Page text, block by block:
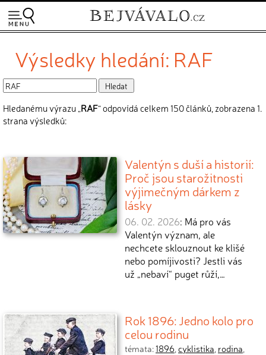
Výsledky hledání: RAF
Hledanému výrazu „RAF“ odpovídá celkem 150 článků, zobrazena 1.
strana výsledků:
Valentýn s duší a historií:
Proč jsou starožitnosti
výjimečným dárkem z
lásky
06. 02. 2026: Má pro vás
Valentýn význam, ale
nechcete sklouznout ke klišé
nebo pomíjivosti? Jestli vás
už „nebaví“ puget růží,…
Rok 1896: Jedno kolo pro
celou rodinu
témata:1896,cyklistika, rodina,